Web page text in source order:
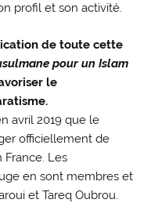
profil et son activité.
de toute cette
pour un Islam
le
avril 2019 que le
officiellement de
Les
en sont membres et
et Tareq Oubrou.